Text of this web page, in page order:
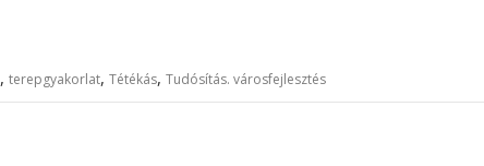
, terepgyakorlat, Tétékás, Tudósítás. városfejlesztés